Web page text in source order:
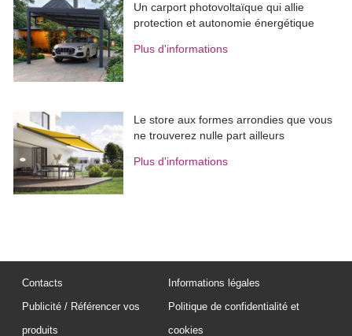
Un carport photovoltaïque qui allie
protection et autonomie énergétique
Plus d'informations
Le store aux formes arrondies que vous
ne trouverez nulle part ailleurs
Plus d'informations
Contacts
Publicité / Référencer vos
produits
Informations légales
Politique de confidentialité et
cookies